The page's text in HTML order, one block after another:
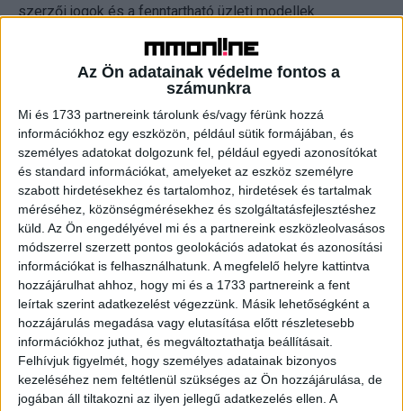
Az Ön adatainak védelme fontos a
számunkra
Mi és 1733 partnereink tárolunk és/vagy férünk hozzá
információkhoz egy eszközön, például sütik formájában, és
személyes adatokat dolgozunk fel, például egyedi azonosítókat
és standard információkat, amelyeket az eszköz személyre
szabott hirdetésekhez és tartalomhoz, hirdetések és tartalmak
méréséhez, közönségmérésekhez és szolgáltatásfejlesztéshez
küld. Az Ön engedélyével mi és a partnereink eszközleolvasásos
módszerrel szerzett pontos geolokációs adatokat és azonosítási
információkat is felhasználhatunk. A megfelelő helyre kattintva
hozzájárulhat ahhoz, hogy mi és a 1733 partnereink a fent
leírtak szerint adatkezelést végezzünk. Másik lehetőségként a
hozzájárulás megadása vagy elutasítása előtt részletesebb
információkhoz juthat, és megváltoztathatja beállításait.
Felhívjuk figyelmét, hogy személyes adatainak bizonyos
kezeléséhez nem feltétlenül szükséges az Ön hozzájárulása, de
jogában áll tiltakozni az ilyen jellegű adatkezelés ellen. A
szerzői jogok és a fenntartható üzleti modellek
A MLE társult tagként csatlakozik a szervezethez,
számára hozott létre. A csatlakozás lehetővé teszi, hogy
a hazai lapkiadók tapasztalatai és érdekei
megjelenhessenek a nemzetközi szabványalkotási
folyamatokban, és hogy a magyar kiadói szektor a
globális kiadói közösség egységes hangjaként szólaljon
meg az AI-platformokkal és a szabványügyi testületekkel
folytatott tárgyalásokon.
„A mesterséges intelligencia rohamos terjedése
alapjaiban rendíti meg azt az egyensúlyt, amely eddig a
kiadói tartalmak előállítása és felhasználása között
fennállt. Az AI-rendszerek ma már tömegesen fogyasztják
az újságírói munkát anélkül, hogy azért bármilyen
ellentételezés jutna az alkotóknak és a kiadóknak. A